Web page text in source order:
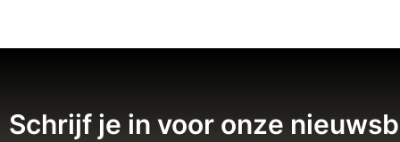
Schrijf je in voor onze